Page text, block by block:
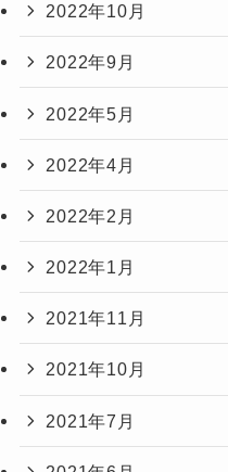
2022年10月
2022年9月
2022年5月
2022年4月
2022年2月
2022年1月
2021年11月
2021年10月
2021年7月